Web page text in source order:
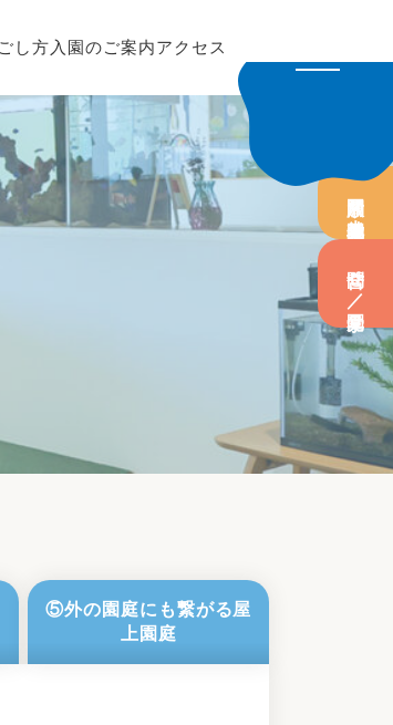
し方 入園のご案内アクセス
園開放／未就園児教室
問合せ／園見学
⑤外の園庭にも繋がる屋
上園庭